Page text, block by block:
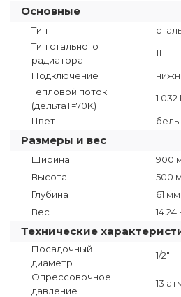
Основные
Тип
Тип стального
радиатора
11
Подключение
Тепловой поток
(дельтаT=70K)
1 032
Цвет
Размеры и вес
Ширина
900
Высота
500
Глубина
61 мм
Вес
14.24
Технические
Посадочный
диаметр
1/2"
Опрессовочное
давление
13